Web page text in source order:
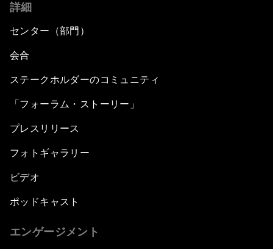
詳細
センター（部門）
会合
ステークホルダーのコミュニティ
「フォーラム・ストーリー」
プレスリリース
フォトギャラリー
ビデオ
ポッドキャスト
エンゲージメント